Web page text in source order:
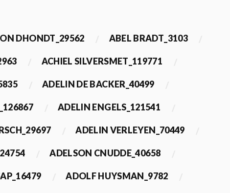
DHONDT_29562 ABEL BRADT_3103
ACHIEL SILVERSMET_119771
ADELIN DE BACKER_40499
ADELIN ENGELS_121541
ADELIN VERLEYEN_70449
ADELSON CNUDDE_40658
ADOLF HUYSMAN_9782